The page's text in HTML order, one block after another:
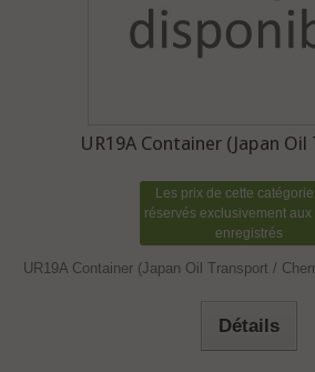
UR19A Container (Japan
Les prix de cette
réservés exclusivement aux
enregistrés
UR19A Container (Japan Oil Transport /
Détails